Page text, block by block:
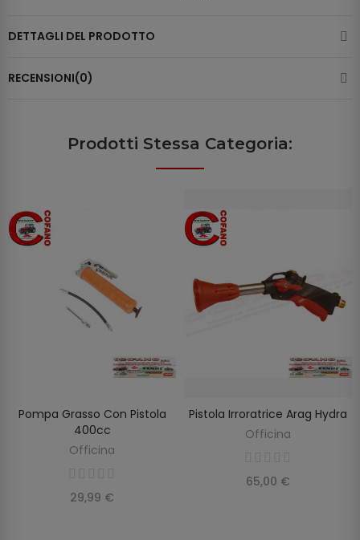
DETTAGLI DEL PRODOTTO
RECENSIONI(0)
Prodotti Stessa Categoria:
AGGIUNGI AL CARRELLO
Pompa Grasso Con Pistola
400cc
Officina
29,99 €
AGGIUNGI AL CARRELLO
Pistola Irroratrice Arag Hydra
Officina
65,00 €